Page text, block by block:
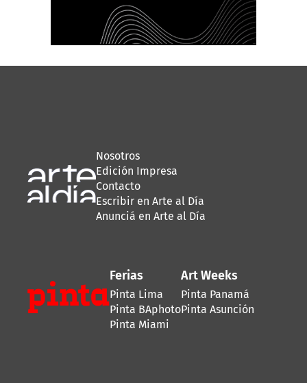
Nosotros
Edición Impresa
Contacto
Escribir en Arte al Día
Anunciá en Arte al Día
Ferias
Pinta Lima
Pinta BAphoto
Pinta Miami
Art Weeks
Pinta Panamá
Pinta Asunción